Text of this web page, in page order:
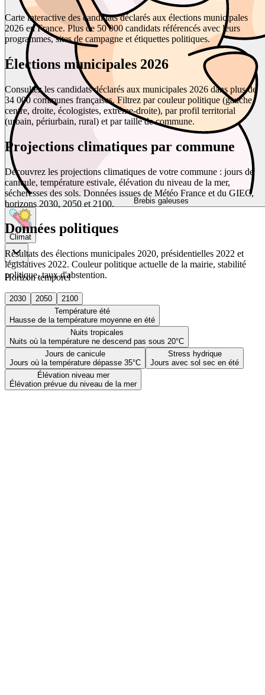
Brebis galeuses
Climat
Horizon temporel
2030 2050
2100
Température été
Hausse de la température moyenne en été
Nuits tropicales
Nuits où la température ne descend pas sous 20°C
Jours de canicule
Jours où la température dépasse 35°C
Stress hydrique
Jours avec sol sec en été
Élévation niveau mer
Élévation prévue du niveau de la mer
Carte interactive des candidats déclarés aux élections municipales
2026 en France. Plus de 50 000 candidats référencés avec leurs
programmes, sites de campagne et étiquettes politiques.
Élections municipales 2026
Consultez les candidats déclarés aux municipales 2026 dans plus de
34 000 communes françaises. Filtrez par couleur politique (gauche,
centre, droite, écologistes, extrême-droite), par profil territorial
(urbain, périurbain, rural) et par taille de commune.
Projections climatiques par commune
Découvrez les projections climatiques de votre commune : jours de
canicule, température estivale, élévation du niveau de la mer,
sécheresses des sols. Données issues de Météo France et du GIEC,
horizons 2030, 2050 et 2100.
Données politiques
Résultats des élections municipales 2020, présidentielles 2022 et
législatives 2022. Couleur politique actuelle de la mairie, stabilité
politique, taux d'abstention.